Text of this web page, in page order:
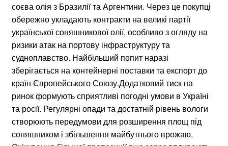
соєва олія з Бразилії та Аргентини. Через це покупці
обережно укладають контракти на великі партії
української соняшникової олії, особливо з огляду на
ризики атак на портову інфраструктуру та
судноплавство. Найбільший попит наразі
зберігається на контейнерні поставки та експорт до
країн Європейського Союзу.Додатковий тиск на
ринок формують сприятливі погодні умови в Україні
та росії. Регулярні опади та достатній рівень вологи
створюють передумови для розширення площ під
соняшником і збільшення майбутнього врожаю.